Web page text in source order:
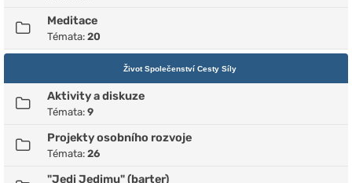
Meditace
Témata: 20
Život Společenství Cesty Síly
Aktivity a diskuze
Témata: 9
Projekty osobního rozvoje
Témata: 26
"Jedi Jedimu" (barter)